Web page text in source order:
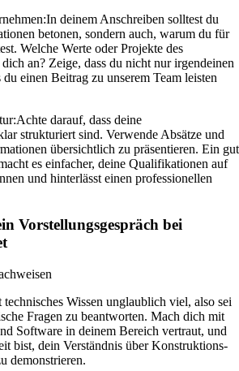
In deinem Anschreiben solltest du
betonen, sondern auch, warum du für
Welche Werte oder Projekte des
an? Zeige, dass du nicht nur irgendeinen
du einen Beitrag zu unserem Team leisten
Achte darauf, dass deine
strukturiert sind. Verwende Absätze und
übersichtlich zu präsentieren. Ein gut
es einfacher, deine Qualifikationen auf
und hinterlässt einen professionellen
Vorstellungsgespräch bei
Wissen unglaublich viel, also sei
Fragen zu beantworten. Mach dich mit
Software in deinem Bereich vertraut, und
bist, dein Verständnis über Konstruktions-
demonstrieren.